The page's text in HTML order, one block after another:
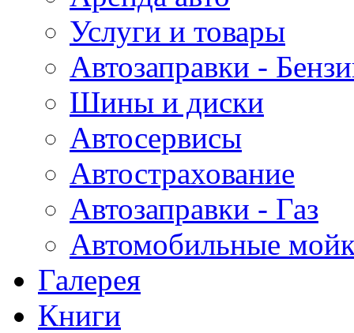
Услуги и товары
Автозаправки -
Шины и диски
Автосервисы
Автострахование
Автозаправки - Газ
Автомобильные
Галерея
Книги